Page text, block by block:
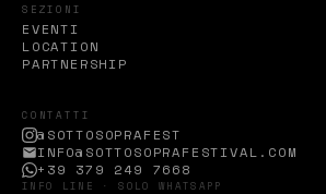
SEZIONI
EVENTI
LOCATION
PARTNERSHIP
CONTATTI
@SOTTOSOPRAFEST
INFO@SOTTOSOPRAFESTIVAL.COM
+39 379 249 7668
INFO LINE · SOLO WHATSAPP